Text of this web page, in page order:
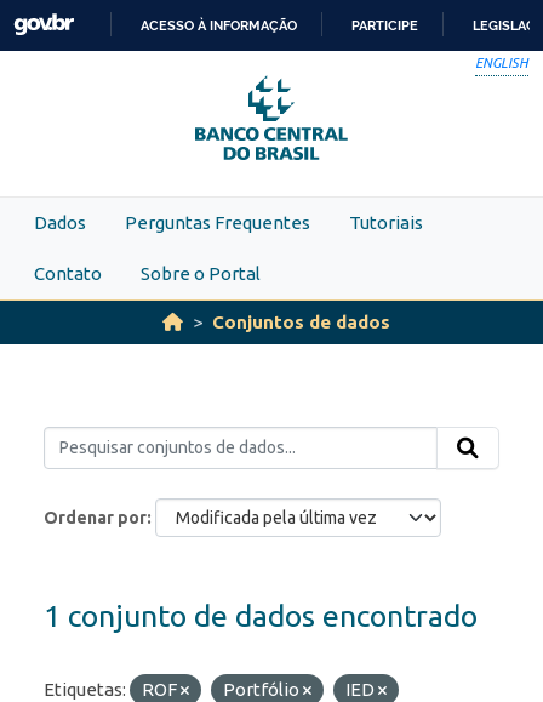
Skip to main content
PARA
O
CONTEÚDO
ACESSO À INFORMAÇÃO PARTICIPE
ENGLISH
Dados Perguntas Frequentes Tutoriais
Contato Sobre o Portal
Conjuntos de dados
Ordenar por
1 conjunto de dados encontrado
Etiquetas: ROF Portfólio
IED